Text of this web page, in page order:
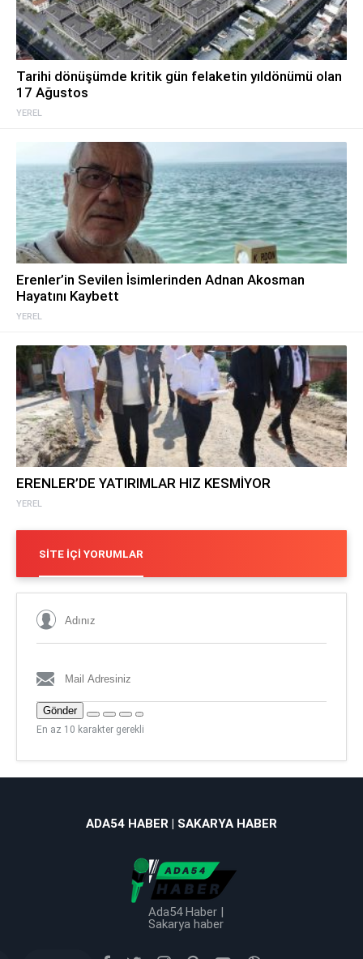
YEREL
Tarihi dönüşümde kritik gün felaketin yıldönümü olan
17 Ağustos
YEREL
Erenler’in Sevilen İsimlerinden Adnan Akosman
Hayatını Kaybett
YEREL
ERENLER’DE YATIRIMLAR HIZ KESMİYOR
SITE İÇI YORUMLAR
Gönder
En az 10 karakter gerekli
ADA54 HABER | SAKARYA HABER
Ada54 Haber |
Sakarya haber